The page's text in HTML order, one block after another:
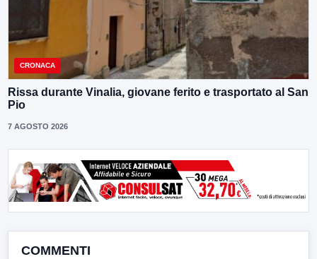
CRONACA
Rissa durante Vinalia, giovane ferito e trasportato al San
Pio
7 AGOSTO 2026
COMMENTI